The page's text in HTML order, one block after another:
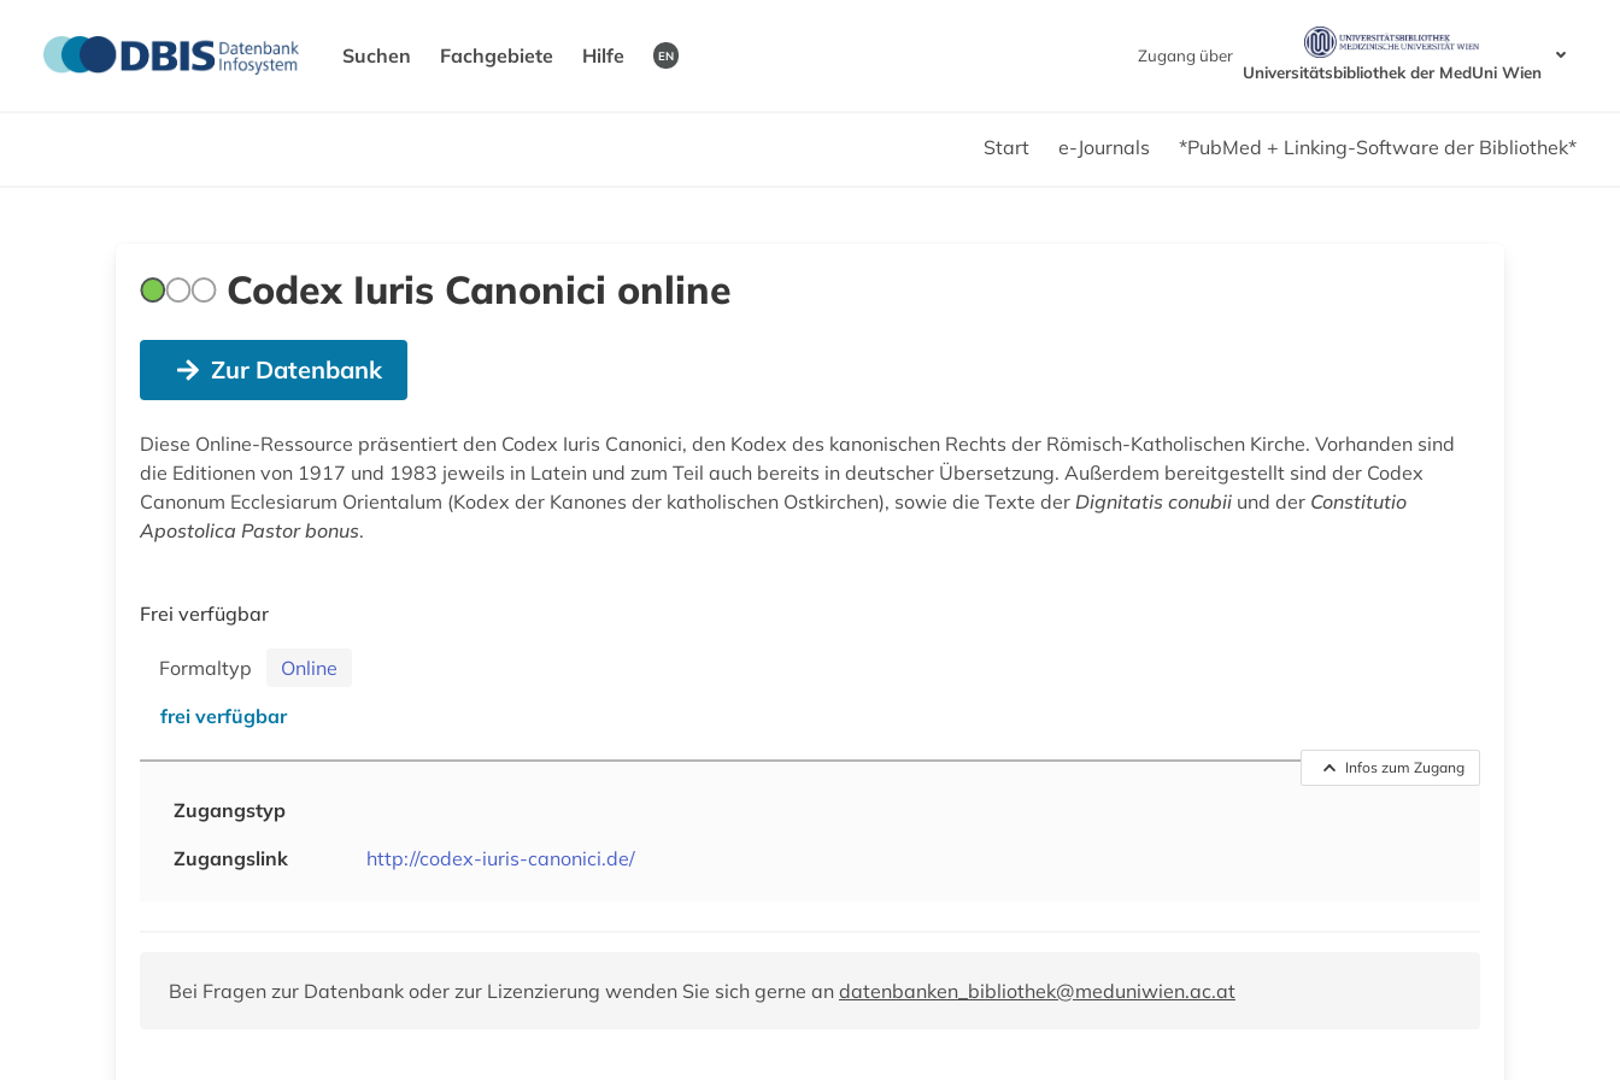
Suchen Fachgebiete Hilfe EN
Zugang über
Universitätsbibliothek der MedUni Wien
Start e-Journals *PubMed + Linking-Software der Bibliothek*
Codex Iuris Canonici online
Zur Datenbank
Diese Online-Ressource präsentiert den Codex Iuris Canonici, den Kodex des kanonischen Rechts der Römisch-Katholischen Kirche. Vorhanden sind
die Editionen von 1917 und 1983 jeweils in Latein und zum Teil auch bereits in deutscher Übersetzung. Außerdem bereitgestellt sind der Codex
Canonum Ecclesiarum Orientalum (Kodex der Kanones der katholischen Ostkirchen), sowie die Texte der Dignitatis conubii und der Constitutio
Apostolica Pastor bonus.
Frei verfügbar
Formaltyp
Online
frei verfügbar
Infos zum Zugang
Zugangstyp
Zugangslink
http://codex-iuris-canonici.de/
Bei Fragen zur Datenbank oder zur Lizenzierung wenden Sie sich gerne an datenbanken_bibliothek@meduniwien.ac.at